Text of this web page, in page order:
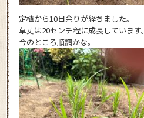
定植から10日余りが経ちました。
草丈は20センチ程に成長しています。
今のところ順調かな。